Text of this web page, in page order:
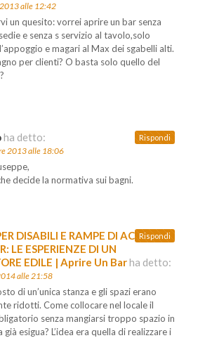
alle 12:42
un quesito: vorrei aprire un bar senza
e senza s servizio al tavolo,solo
e magari al Max dei sgabelli alti.
per clienti? O basta solo quello del
ha detto:
2013 alle 18:06
che decide la normativa sui bagni.
Rispondi
DISABILI E RAMPE DI ACCESSO
LE ESPERIENZE DI UN
EDILE | Aprire Un Barha detto:
alle 21:58
di un’unica stanza e gli spazi erano
ridotti. Come collocare nel locale il
senza mangiarsi troppo spazio in
già esigua? L’idea era quella di realizzare i
Rispondi